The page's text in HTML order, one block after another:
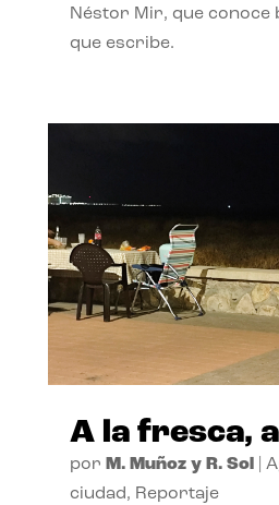
Néstor Mir, que conoce
que escribe.
A la fresca,
por M. Muñoz y R. Sol|
ciudad, Reportaje